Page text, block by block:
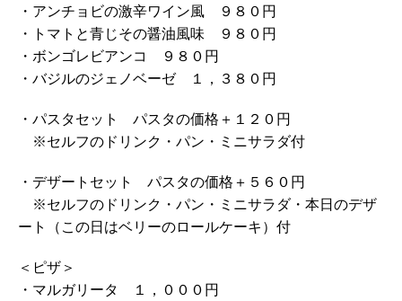
・アンチョビの激辛ワイン風 ９８０円
・トマトと青じその醤油風味 ９８０円
・ボンゴレビアンコ ９８０円
・バジルのジェノベーゼ １，３８０円
・パスタセット パスタの価格＋１２０円
※セルフのドリンク・パン・ミニサラダ付
・デザートセット パスタの価格＋５６０円
※セルフのドリンク・パン・ミニサラダ・本日のデザ
ート（この日はベリーのロールケーキ）付
＜ピザ＞
・マルガリータ １，０００円